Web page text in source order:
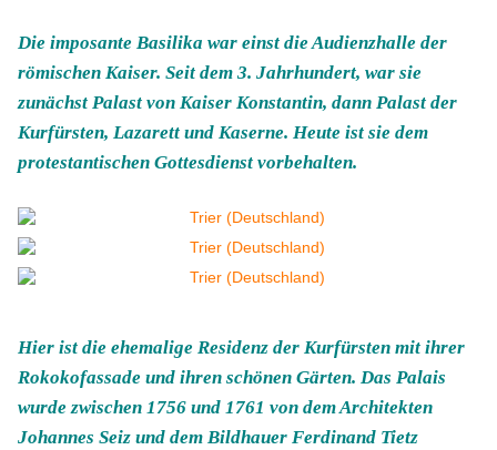
Die imposante Basilika war einst die Audienzhalle der
römischen Kaiser. Seit dem 3. Jahrhundert, war sie
zunächst Palast von Kaiser Konstantin, dann Palast der
Kurfürsten, Lazarett und Kaserne. Heute ist sie dem
protestantischen Gottesdienst vorbehalten.
Hier ist die ehemalige Residenz der Kurfürsten mit ihrer
Rokokofassade und ihren schönen Gärten. Das Palais
wurde zwischen 1756 und 1761 von dem Architekten
Johannes Seiz und dem Bildhauer Ferdinand Tietz